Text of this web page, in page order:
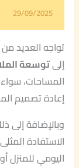
29/09/2025
تواجه العديد
إلىتوسعة
المساحات،
إعادة تصميم
وبالإضافة إلى
الاستفادة
اليومي للمنزل